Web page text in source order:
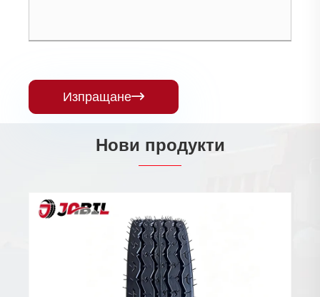
Изпращане
Нови продукти
Мотоциклетна гума за скутер
Виж повече >>